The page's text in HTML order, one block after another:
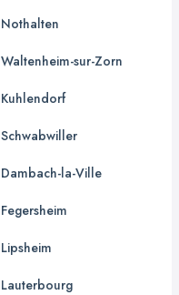
Nothalten
Waltenheim-sur-Zorn
Kuhlendorf
Schwabwiller
Dambach-la-Ville
Fegersheim
Lipsheim
Lauterbourg